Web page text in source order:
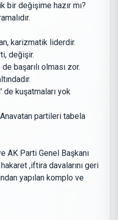
bir değişime hazır mı?
karizmatik liderdir.
değişir.
başarılı olması zor.
kuşatmaları yok
partileri tabela
AK Parti Genel Başkanı
,iftira davalarını geri
yapılan komplo ve